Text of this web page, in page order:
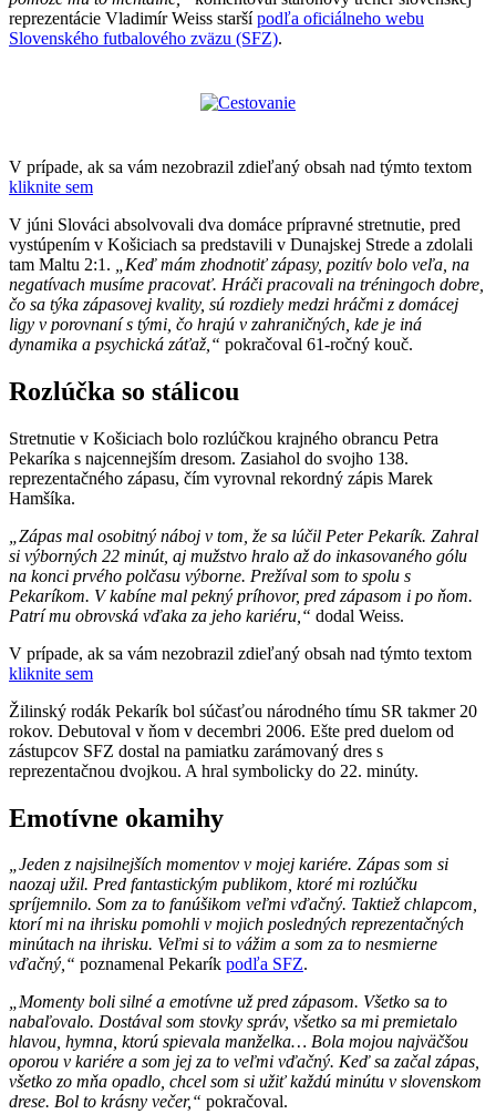
reprezentácie Vladimír Weiss staršípodľa oficiálneho webu
Slovenského futbalového zväzu (SFZ).
V prípade, ak sa vám nezobrazil zdieľaný obsah nad týmto textom
kliknite sem
V júni Slováci absolvovali dva domáce prípravné stretnutie, pred
vystúpením v Košiciach sa predstavili v Dunajskej Strede a zdolali
tam Maltu 2:1.
„Keď mám zhodnotiť zápasy, pozitív bolo veľa, na
negatívach musíme pracovať. Hráči pracovali na tréningoch dobre,
čo sa týka zápasovej kvality, sú rozdiely medzi hráčmi z domácej
ligy v porovnaní s tými, čo hrajú v zahraničných, kde je iná
dynamika a psychická záťaž,“ pokračoval 61-ročný kouč.
Rozlúčka so stálicou
Stretnutie v Košiciach bolo rozlúčkou krajného obrancu Petra
Pekaríka s najcennejším dresom. Zasiahol do svojho 138.
reprezentačného zápasu, čím vyrovnal rekordný zápis Marek
Hamšíka.
„Zápas mal osobitný náboj v tom, že sa lúčil Peter Pekarík. Zahral
si výborných 22 minút, aj mužstvo hralo až do inkasovaného gólu
na konci prvého polčasu výborne. Prežíval som to spolu s
Pekaríkom. V kabíne mal pekný príhovor, pred zápasom i po ňom.
Patrí mu obrovská vďaka za jeho kariéru,“ dodal Weiss.
V prípade, ak sa vám nezobrazil zdieľaný obsah nad týmto textom
kliknite sem
Žilinský rodák Pekarík bol súčasťou národného tímu SR takmer 20
rokov. Debutoval v ňom v decembri 2006. Ešte pred duelom od
zástupcov SFZ dostal na pamiatku zarámovaný dres s
reprezentačnou dvojkou. A hral symbolicky do 22. minúty.
Emotívne okamihy
„Jeden z najsilnejších momentov v mojej kariére. Zápas som si
naozaj užil. Pred fantastickým publikom, ktoré mi rozlúčku
spríjemnilo. Som za to fanúšikom veľmi vďačný. Taktiež chlapcom,
ktorí mi na ihrisku pomohli v mojich posledných reprezentačných
minútach na ihrisku. Veľmi si to vážim a som za to nesmierne
vďačný,“ poznamenal Pekarík podľa SFZ.
„Momenty boli silné a emotívne už pred zápasom. Všetko sa to
nabaľovalo. Dostával som stovky správ, všetko sa mi premietalo
hlavou, hymna, ktorú spievala manželka… Bola mojou najväčšou
oporou v kariére a som jej za to veľmi vďačný. Keď sa začal zápas,
všetko zo mňa opadlo, chcel som si užiť každú minútu v slovenskom
drese. Bol to krásny večer,“ pokračoval.